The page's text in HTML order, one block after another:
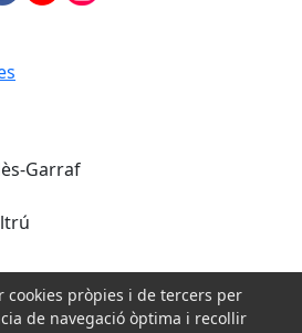
Garraf
cookies pròpies i de tercers per
de navegació òptima i recollir